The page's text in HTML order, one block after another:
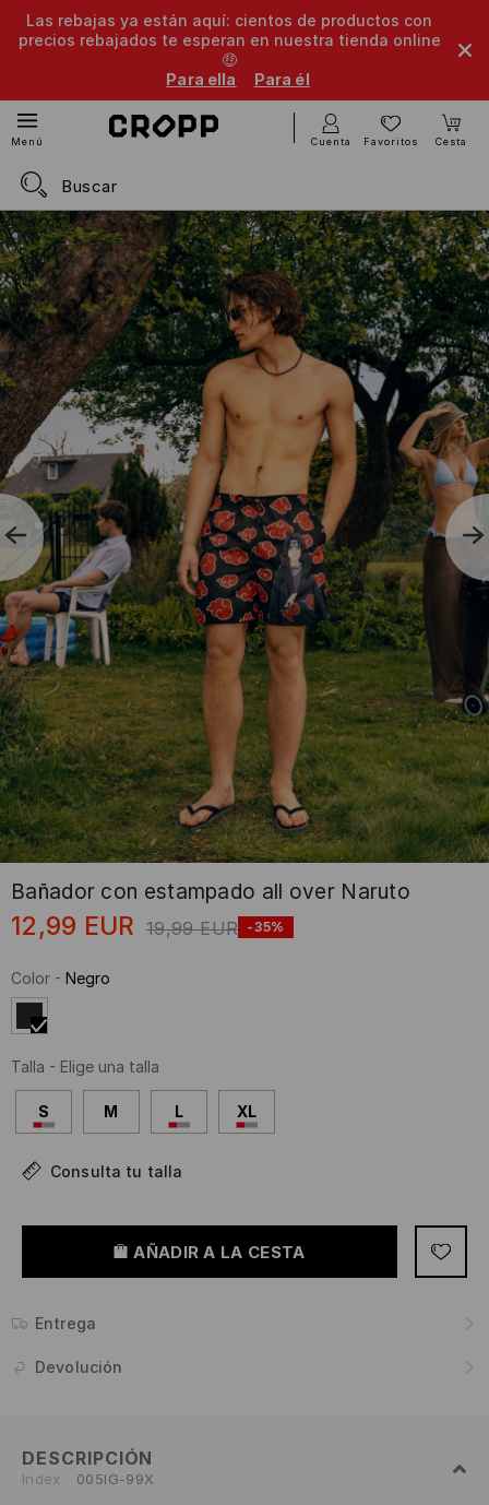
Las rebajas ya están aquí: cientos de productos con
precios rebajados te esperan en nuestra tienda online
🤑
Para ella
Para él
Menú Cuenta Favoritos Cesta
Bañador con estampado all over Naruto
12,99 EUR 19,99 EUR -35%
Color - Negro
Talla - Elige una talla
S M L XL
Consulta tu talla
AÑADIR A LA CESTA
Entrega
Devolución
DESCRIPCIÓN
Index 005IG-99X